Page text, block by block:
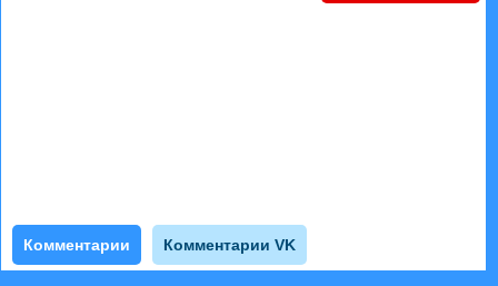
Комментарии Комментарии VK